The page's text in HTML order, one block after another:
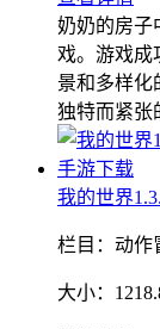
奶奶的房子
戏。游戏成
景和多样化
独特而紧张
我的世界
栏目： 动作
大小：